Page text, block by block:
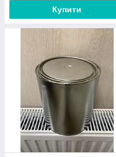
Купити